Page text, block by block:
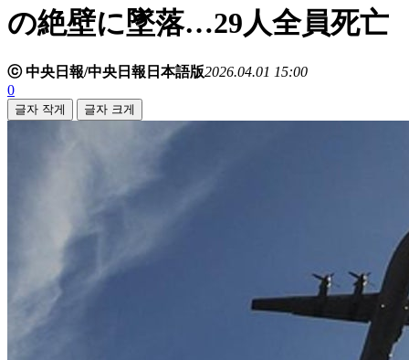
の絶壁に墜落…29人全員死亡
ⓒ 中央日報/中央日報日本語版2026.04.01 15:00
0
글자 작게 글자 크게